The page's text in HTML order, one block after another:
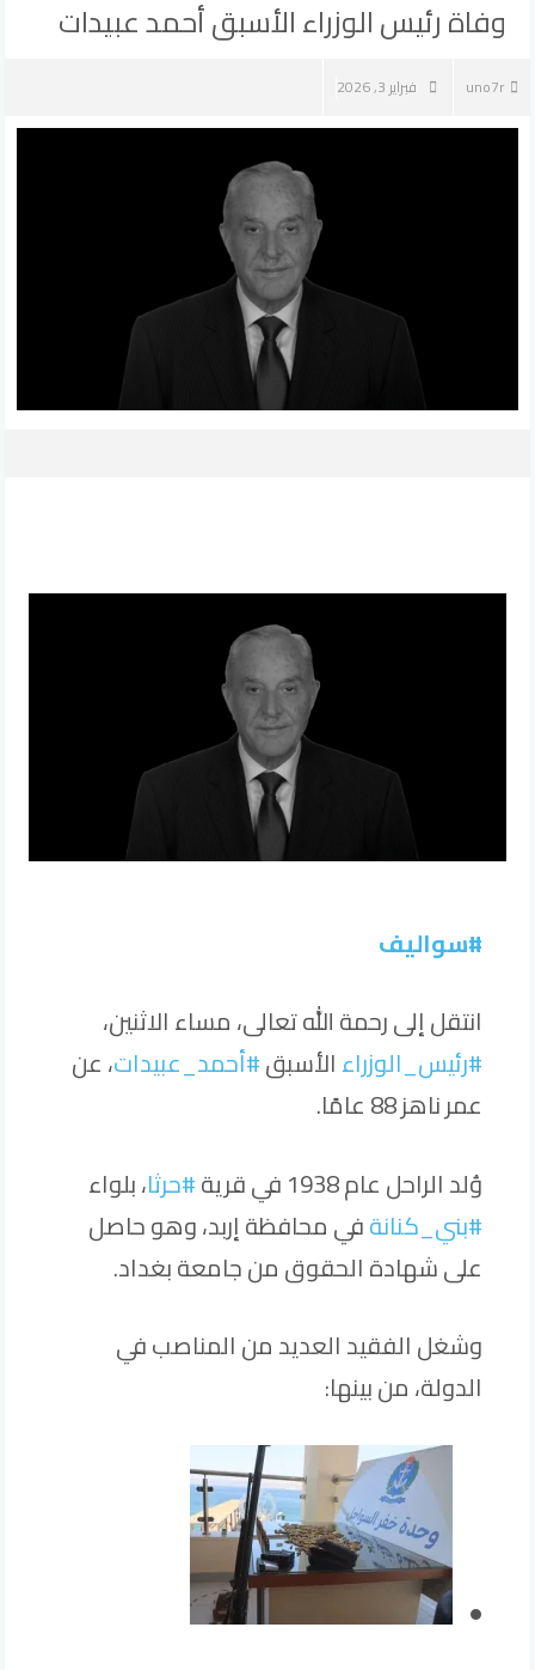
وفاة رئيس الوزراء الأسبق أحمد عبيدات
uno7r فبراير 3, 2026
#سواليف
انتقل إلى رحمة الله تعالى، مساء الاثنين،
#رئيس_الوزراءالأسبق#أحمد_عبيدات، عن
عمر ناهز 88 عامًا.
وُلد الراحل عام 1938 في قرية
#حرثا، بلواء
#بني_كنانةفي محافظة إربد، وهو حاصل
على شهادة الحقوق من جامعة بغداد.
وشغل الفقيد العديد من المناصب في
الدولة، من بينها: